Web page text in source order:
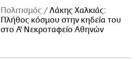
Πολιτισμός
Λάκης Χαλκιάς:
Πλήθος κόσμου στην κηδεία του
στο Α' Νεκροταφείο Αθηνών